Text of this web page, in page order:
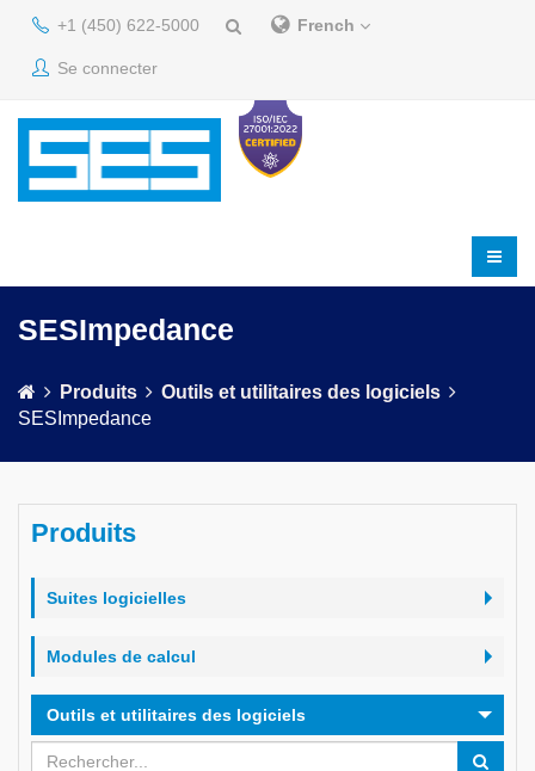
+1 (450) 622-5000 French
Se connecter
SESImpedance
Produits
Outils et utilitaires des logiciels
SESImpedance
Produits
Suites logicielles
Modules de calcul
Outils et utilitaires des logiciels